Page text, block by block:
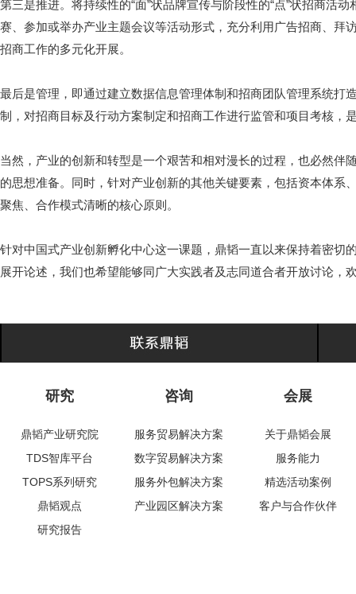
第三是推进。将持续性的“面”状品牌宣传与阶段性的“点”状招商活
赛、参加或举办产业主题会议等活动形式，充分利用广告招商、拜
招商工作的多元化开展。
最后是管理，即通过建立数据信息管理体制和招商团队管理系统打
制，对招商目标及行动方案制定和招商工作进行监管和项目考核，
当然，产业的创新和转型是一个艰苦和相对漫长的过程，也必然伴
的思想准备。同时，针对产业创新的其他关键要素，包括资本体系
聚焦、合作模式清晰的核心原则。
针对中国式产业创新孵化中心这一课题，鼎韬一直以来保持着密切
展开论述，我们也希望能够同广大实践者及志同道合者开放讨论，
研究
鼎韬产业研究院
TDS智库平台
TOPS系列研究
鼎韬观点
研究报告
咨询
服务贸易解决方案
数字贸易解决方案
服务外包解决方案
产业园区解决方案
会展
关于鼎韬会展
服务能力
精选活动案例
客户与合作伙伴